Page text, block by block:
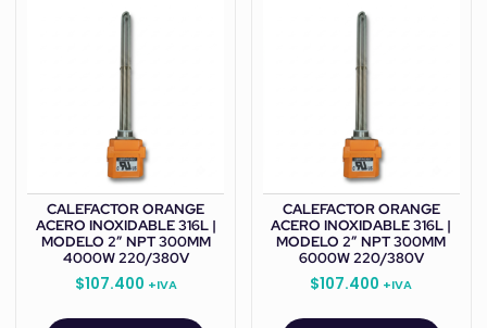
CALEFACTOR ORANGE
ACERO INOXIDABLE 316L |
MODELO 2” NPT 300MM
4000W 220/380V
$107.400 +IVA
CALEFACTOR ORANGE
ACERO INOXIDABLE 316L |
MODELO 2” NPT 300MM
6000W 220/380V
$107.400 +IVA